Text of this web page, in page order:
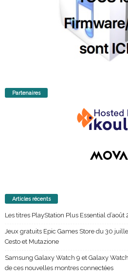
Partenaires
Articles récents
Les titres PlayStation Plus Essential d’août
Jeux gratuits Epic Games Store du 30
Cesto et Mutazione
Samsung Galaxy Watch 9 et Galaxy
de ces nouvelles montres connectées